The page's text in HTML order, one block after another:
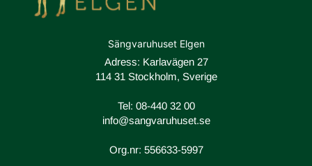
Sängvaruhuset Elgen
Adress: Karlavägen 27
114 31 Stockholm, Sverige
Tel: 08-440 32 00
info@sangvaruhuset.se
Org.nr: 556633-5997